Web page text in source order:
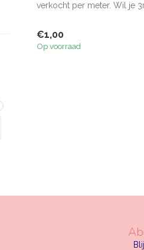
verkocht per meter. Wil je
€1,00
Op voorraad